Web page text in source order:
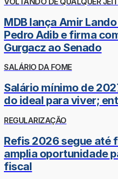
MDB lança Amir
Pedro Adib e firma
Gurgacz ao Senado
SALÁRIO DA FOME
Salário mínimo de
do ideal para viver;
REGULARIZAÇÃO
Refis 2026 segue até
amplia oportunidade
fiscal